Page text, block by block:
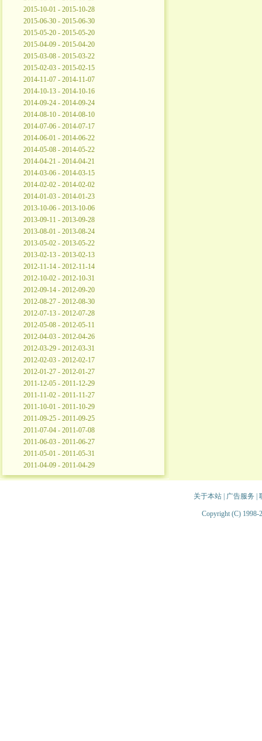
2015-10-01 - 2015-10-28
2015-06-30 - 2015-06-30
2015-05-20 - 2015-05-20
2015-04-09 - 2015-04-20
2015-03-08 - 2015-03-22
2015-02-03 - 2015-02-15
2014-11-07 - 2014-11-07
2014-10-13 - 2014-10-16
2014-09-24 - 2014-09-24
2014-08-10 - 2014-08-10
2014-07-06 - 2014-07-17
2014-06-01 - 2014-06-22
2014-05-08 - 2014-05-22
2014-04-21 - 2014-04-21
2014-03-06 - 2014-03-15
2014-02-02 - 2014-02-02
2014-01-03 - 2014-01-23
2013-10-06 - 2013-10-06
2013-09-11 - 2013-09-28
2013-08-01 - 2013-08-24
2013-05-02 - 2013-05-22
2013-02-13 - 2013-02-13
2012-11-14 - 2012-11-14
2012-10-02 - 2012-10-31
2012-09-14 - 2012-09-20
2012-08-27 - 2012-08-30
2012-07-13 - 2012-07-28
2012-05-08 - 2012-05-11
2012-04-03 - 2012-04-26
2012-03-29 - 2012-03-31
2012-02-03 - 2012-02-17
2012-01-27 - 2012-01-27
2011-12-05 - 2011-12-29
2011-11-02 - 2011-11-27
2011-10-01 - 2011-10-29
2011-09-25 - 2011-09-25
2011-07-04 - 2011-07-08
2011-06-03 - 2011-06-27
2011-05-01 - 2011-05-31
2011-04-09 - 2011-04-29
关于本站| 广告服务
Copyright (C) 1998-